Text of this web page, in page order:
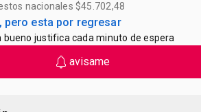
nacionales $45.702,48
pero esta por regresar
bueno justifica cada minuto de espera
avisame